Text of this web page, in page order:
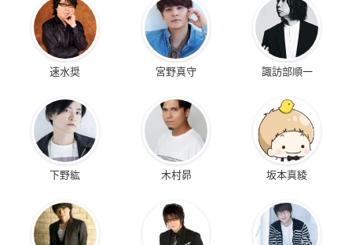
速水奨 宮野真守 諏訪部順一
下野紘 木村昴 坂本真綾